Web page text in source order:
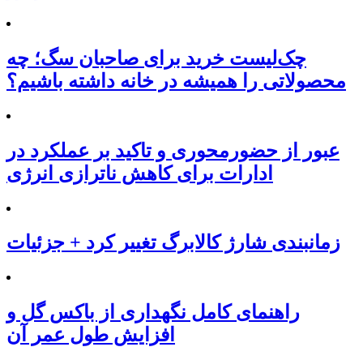
چک‌لیست خرید برای صاحبان سگ؛ چه
محصولاتی را همیشه در خانه داشته باشیم؟
عبور از حضورمحوری و تاکید بر عملکرد در
ادارات برای کاهش ناترازی انرژی
زمانبندی شارژ کالابرگ تغییر کرد + جزئیات
راهنمای کامل نگهداری از باکس گل و
افزایش طول عمر آن